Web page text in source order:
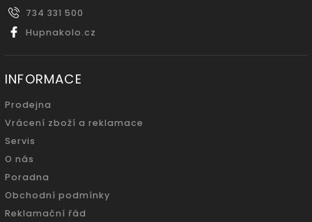
734 331 500
Hupnakolo.cz
INFORMACE
Prodejna
Vrácení zboží a reklamace
Servis
O nás
Poradna
Obchodní podmínky
Reklamační řád